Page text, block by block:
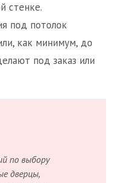
стенке.
под потолок
как минимум, до
под заказ или
по выбору
дверцы,